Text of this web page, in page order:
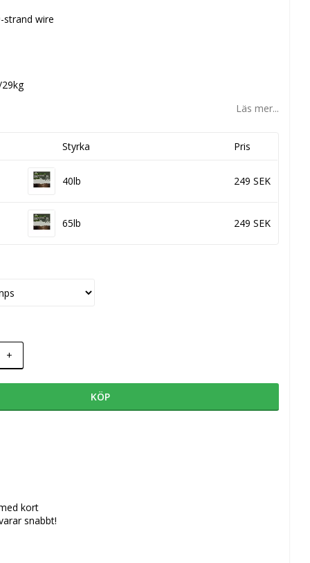
strand wire
Läs mer...
Styrka Pris
40lb 249 SEK
65lb 249 SEK
+
KÖP
kort
snabbt!